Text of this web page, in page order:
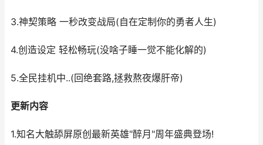
3.神契策略 一秒改变战局(自在定制你的勇者人生)
4.创造设定 轻松畅玩(没啥子睡一觉不能化解的)
5.全民挂机中..(回绝套路,拯救熬夜爆肝帝)
更新内容
1.知名大触舔屏原创最新英雄"醉月"周年盛典登场!